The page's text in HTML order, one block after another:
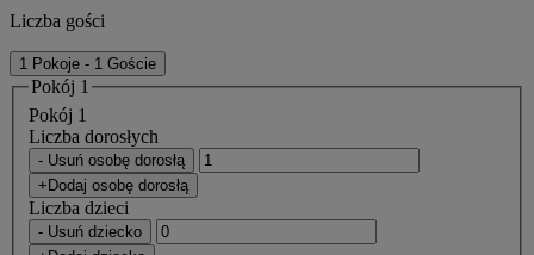
Liczba gości
1 Pokoje - 1 Goście
Pokój 1
Pokój 1
Liczba dorosłych
- Usuń osobę dorosłą
+Dodaj osobę dorosłą
Liczba dzieci
- Usuń dziecko